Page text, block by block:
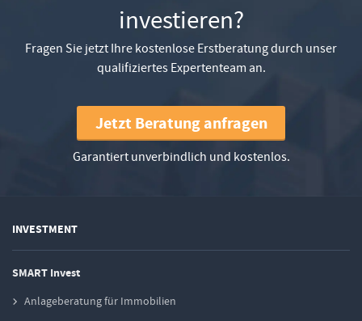
investieren?
Fragen Sie jetzt Ihre kostenlose Erstberatung durch unser
qualifiziertes Expertenteam an.
Jetzt Beratung anfragen
Garantiert unverbindlich und kostenlos.
INVESTMENT
SMART Invest
Anlageberatung für Immobilien